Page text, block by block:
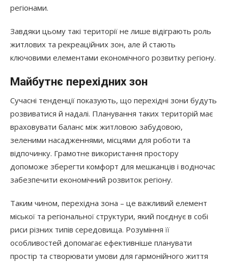
регіонами.
Завдяки цьому такі території не лише відіграють роль
житлових та рекреаційних зон, але й стають
ключовими елементами економічного розвитку регіону.
Майбутнє перехідних зон
Сучасні тенденції показують, що перехідні зони будуть
розвиватися й надалі. Планування таких територій має
враховувати баланс між житловою забудовою,
зеленими насадженнями, місцями для роботи та
відпочинку. Грамотне використання простору
допоможе зберегти комфорт для мешканців і водночас
забезпечити економічний розвиток регіону.
Таким чином, перехідна зона – це важливий елемент
міської та регіональної структури, який поєднує в собі
риси різних типів середовища. Розуміння її
особливостей допомагає ефективніше планувати
простір та створювати умови для гармонійного життя